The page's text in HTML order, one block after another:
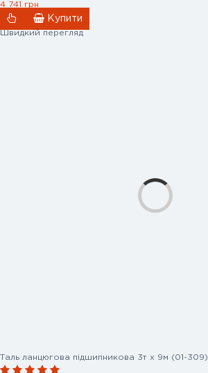
4 741 грн
Купити
Швидкий перегляд
Таль ланцюгова підшипникова 3т х 9м (01-309)